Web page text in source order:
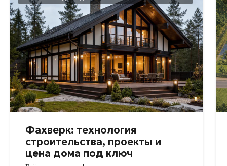
Фахверк: технология
строительства, проекты и
цена дома под ключ